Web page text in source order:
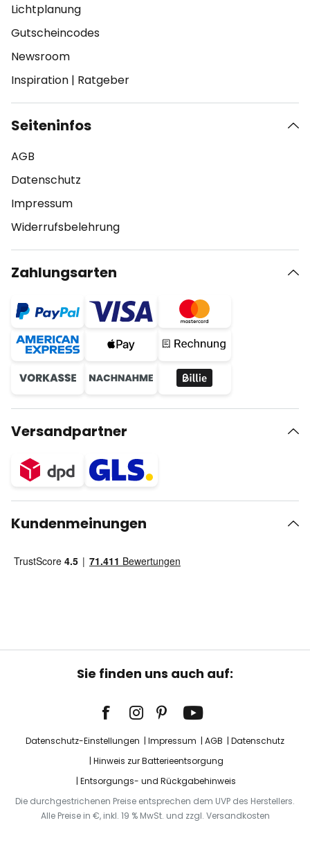
Lichtplanung
Gutscheincodes
Newsroom
Inspiration | Ratgeber
Seiteninfos
AGB
Datenschutz
Impressum
Widerrufsbelehrung
Zahlungsarten
Versandpartner
Kundenmeinungen
Sie finden uns auch auf:
Datenschutz-Einstellungen Impressum AGB
Datenschutz
Hinweis zur Batterieentsorgung
Entsorgungs- und Rückgabehinweis
Die durchgestrichenen Preise entsprechen dem UVP des Herstellers.
Alle Preise in €, inkl. 19 % MwSt. und zzgl. Versandkosten